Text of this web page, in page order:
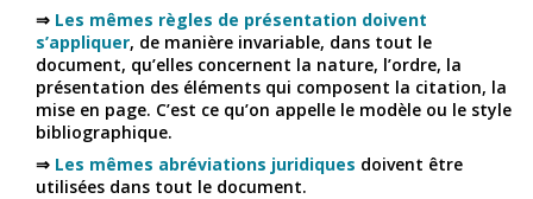
⇒ Les mêmes règles de présentation doivent
s’appliquer, de manière invariable, dans tout le
document, qu’elles concernent la nature, l’ordre, la
présentation des éléments qui composent la citation, la
mise en page. C’est ce qu’on appelle le modèle ou le style
bibliographique.
⇒ Les mêmes abréviations juridiques doivent être
utilisées dans tout le document.